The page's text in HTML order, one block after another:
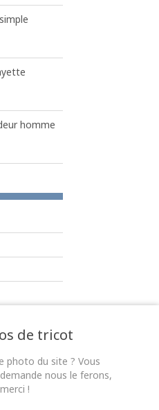
homme
de tricot
photo du site ? Vous
nous le ferons,
!